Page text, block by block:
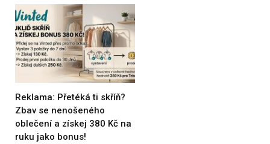
Reklama: Přetéká ti skříň?
Zbav se nenošeného
oblečení a získej 380 Kč na
ruku jako bonus!